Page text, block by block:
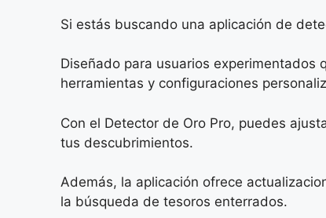
Si estás buscando una aplicación de
Diseñado para usuarios
herramientas y configuraciones
Con el Detector de Oro Pro, puedes
tus descubrimientos.
Además, la aplicación ofrece
la búsqueda de tesoros enterrados.